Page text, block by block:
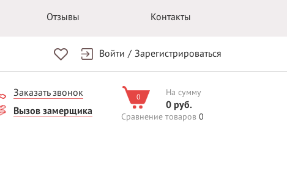
Отзывы Контакты
Войти / Зарегистрироваться
Заказать звонок
Вызов замерщика
0 На сумму
0 руб.
Сравнение товаров 0